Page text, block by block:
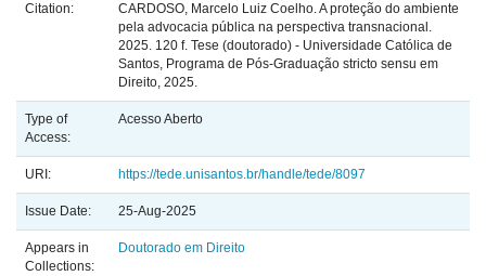
Citation:
CARDOSO, Marcelo Luiz Coelho. A proteção do ambiente
pela advocacia pública na perspectiva transnacional.
2025. 120 f. Tese (doutorado) - Universidade Católica de
Santos, Programa de Pós-Graduação stricto sensu em
Direito, 2025.
Type of
Access:
Acesso Aberto
URI: https://tede.unisantos.br/handle/tede/8097
Issue Date: 25-Aug-2025
Appears in
Collections:
Doutorado em Direito